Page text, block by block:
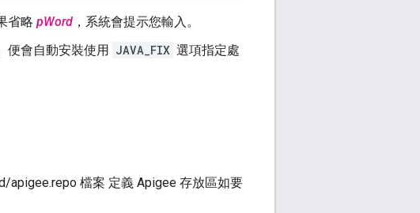
省略 pWord ，系統會提示您輸入。
便會自動安裝使用 JAVA_FIX 選項指定處
檔案 定義 Apigee 存放區如要